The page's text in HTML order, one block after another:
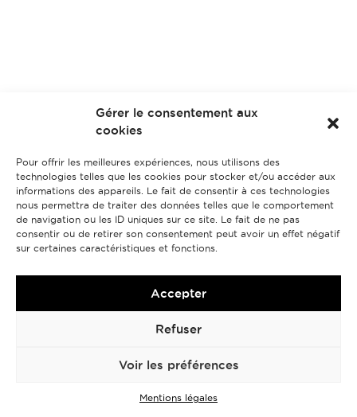
Gérer le consentement aux
cookies
Pour offrir les meilleures expériences, nous utilisons des
technologies telles que les cookies pour stocker et/ou accéder aux
informations des appareils. Le fait de consentir à ces technologies
nous permettra de traiter des données telles que le comportement
de navigation ou les ID uniques sur ce site. Le fait de ne pas
consentir ou de retirer son consentement peut avoir un effet négatif
sur certaines caractéristiques et fonctions.
Accepter
Refuser
Voir les préférences
Mentions légales